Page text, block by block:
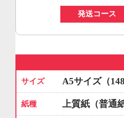
発送コース
サイズ A5サイズ（
紙種 上質紙（普通紙